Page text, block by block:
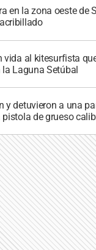
en la zona oeste de
vida al kitesurfista
la Laguna Setúbal
y detuvieron a una
de grueso